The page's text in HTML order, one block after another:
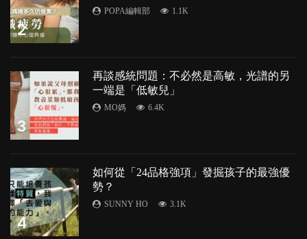
2
POPA編輯部 1.1K
3
再談感統問題：不必然是高敏，光譜的另
一端是「低敏兒」
MO媽 6.4K
4
如何從「24品格強項」發掘孩子的最強優
勢？
SUNNY HO 3.1K